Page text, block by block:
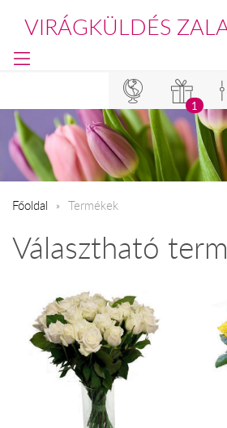
VIRÁGKÜLDÉS
1
Főoldal Termékek
Választható